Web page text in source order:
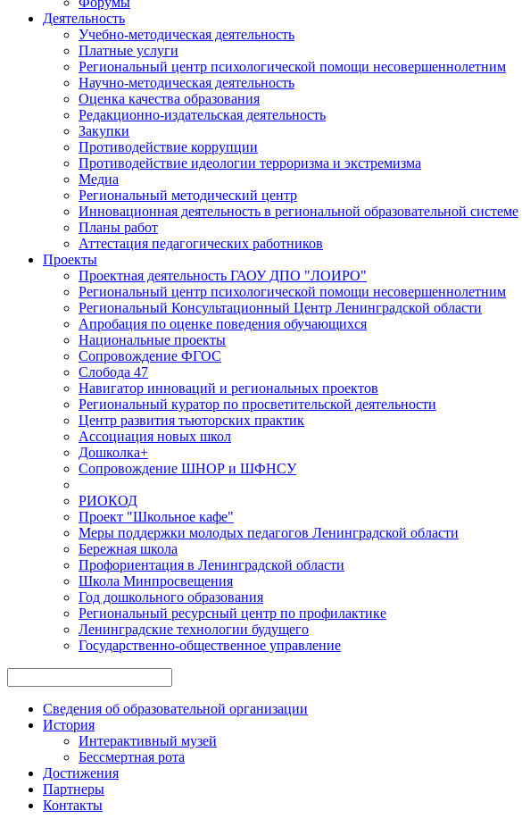
Деятельность
Учебно-методическая деятельность
Платные услуги
Региональный центр психологической помощи несовершеннолетним
Научно-методическая деятельность
Оценка качества образования
Редакционно-издательская деятельность
Закупки
Противодействие коррупции
Противодействие идеологии терроризма и экстремизма
Медиа
Региональный методический центр
Инновационная деятельность в региональной образовательной системе
Планы работ
Аттестация педагогических работников
Проекты
Проектная деятельность ГАОУ ДПО "ЛОИРО"
Региональный центр психологической помощи несовершеннолетним
Региональный Консультационный Центр Ленинградской области
Апробация по оценке поведения обучающихся
Национальные проекты
Сопровождение ФГОС
Слобода 47
Навигатор инноваций и региональных проектов
Региональный куратор по просветительской деятельности
Центр развития тьюторских практик
Ассоциация новых школ
Дошколка+
Сопровождение ШНОР и ШФНСУ
РИОКОД
Проект "Школьное кафе"
Меры поддержки молодых педагогов Ленинградской области
Бережная школа
Профориентация в Ленинградской области
Школа Минпросвещения
Год дошкольного образования
Региональный ресурсный центр по профилактике
Ленинградские технологии будущего
Государственно-общественное управление
Сведения об образовательной организации
История
Интерактивный музей
Бессмертная рота
Достижения
Партнеры
Контакты